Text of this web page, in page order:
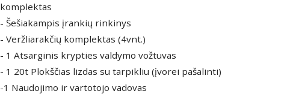
komplektas
- Šešiakampis įrankių rinkinys
- Veržliarakčių komplektas (4vnt.)
- 1 Atsarginis krypties valdymo vožtuvas
- 1 20t Plokščias lizdas su tarpikliu (įvorei pašalinti)
-1 Naudojimo ir vartotojo vadovas